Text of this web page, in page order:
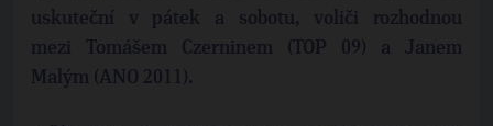
uskuteční v pátek a sobotu, voliči rozhodnou
mezi Tomášem Czerninem (TOP 09) a Janem
Malým (ANO 2011).